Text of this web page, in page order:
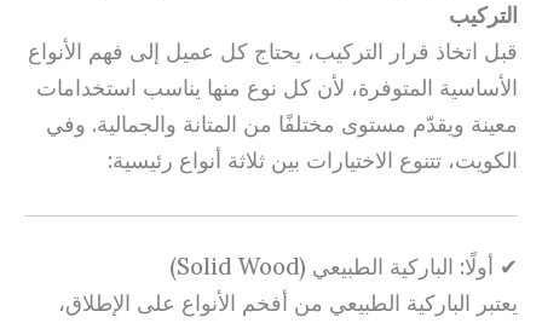
التركيب
قبل اتخاذ قرار التركيب، يحتاج كل عميل إلى فهم الأنواع
الأساسية المتوفرة، لأن كل نوع منها يناسب استخدامات
معينة ويقدّم مستوى مختلفًا من المتانة والجمالية. وفي
الكويت، تتنوع الاختيارات بين ثلاثة أنواع رئيسية:
✔ أولًا: الباركية الطبيعي (Solid Wood)
يعتبر الباركية الطبيعي من أفخم الأنواع على الإطلاق،